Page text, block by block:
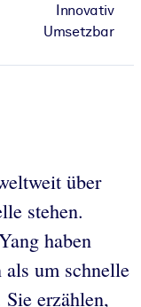
Innovativ
Umsetzbar
über
stehen.
haben
als um schnelle
Sie erzählen,